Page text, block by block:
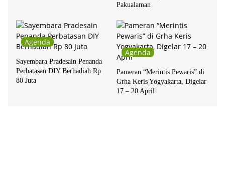
Pakualaman
Agenda
Sayembara Pradesain Penanda
Perbatasan DIY Berhadiah Rp
80 Juta
Agenda
Pameran “Merintis Pewaris” di
Grha Keris Yogyakarta, Digelar
17 – 20 April